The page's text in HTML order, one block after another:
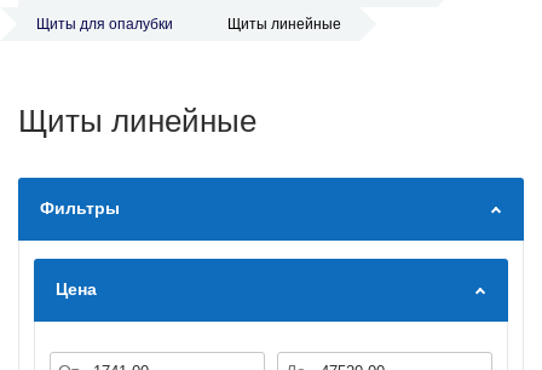
Щиты для опалубки
Щиты линейные
Щиты линейные
Фильтры
Цена